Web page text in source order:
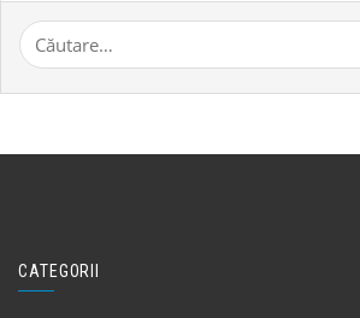
Caută
după:
CATEGORII